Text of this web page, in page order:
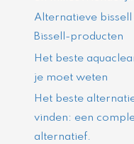
Alternatieve
Bissell-producten
Het beste
je moet weten
Het beste
vinden: een
alternatief.